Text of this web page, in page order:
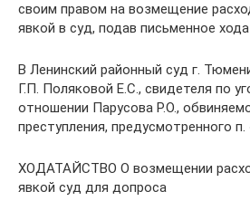
своим правом на возмещение
явкой в суд, подав письменное
В Ленинский районный суд г.
Г.П. Поляковой Е.С., свидетеля по
отношении Парусова Р.О.,
преступления, предусмотренного п.
ХОДАТАЙСТВО О возмещении
явкой суд для допроса